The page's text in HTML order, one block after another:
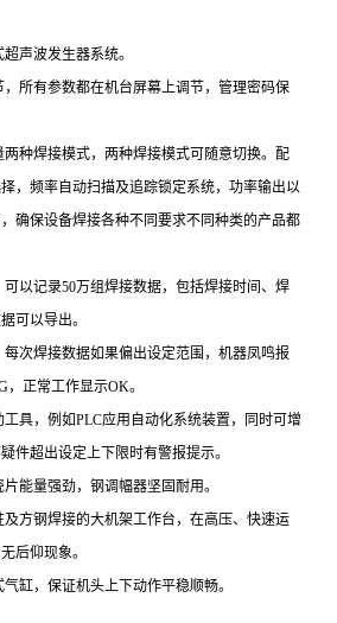
声波发生器系统。
有参数都在机台屏幕上调节，管理密码保
焊接模式，两种焊接模式可随意切换。配
，频率自动扫描及追踪锁定系统，功率输出以
确保设备焊接各种不同要求不同种类的产品都
记录50万组焊接数据，包括焊接时间、焊
可以导出。
焊接数据如果偏出设定范围，机器凤鸣报
正常工作显示OK。
，例如PLC应用自动化系统装置，同时可增
件超出设定上下限时有警报提示。
量强劲，钢调幅器坚固耐用。
钢焊接的大机架工作台，在高压、快速运
后仰现象。
，保证机头上下动作平稳顺畅。